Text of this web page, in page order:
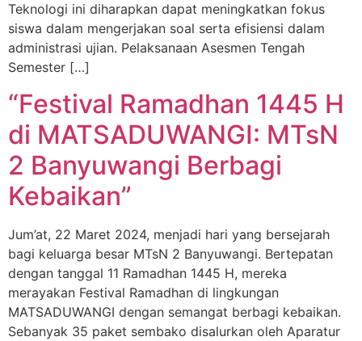
Teknologi ini diharapkan dapat meningkatkan fokus
siswa dalam mengerjakan soal serta efisiensi dalam
administrasi ujian. Pelaksanaan Asesmen Tengah
Semester […]
“Festival Ramadhan 1445 H
di MATSADUWANGI: MTsN
2 Banyuwangi Berbagi
Kebaikan”
Jum’at, 22 Maret 2024, menjadi hari yang bersejarah
bagi keluarga besar MTsN 2 Banyuwangi. Bertepatan
dengan tanggal 11 Ramadhan 1445 H, mereka
merayakan Festival Ramadhan di lingkungan
MATSADUWANGI dengan semangat berbagi kebaikan.
Sebanyak 35 paket sembako disalurkan oleh Aparatur